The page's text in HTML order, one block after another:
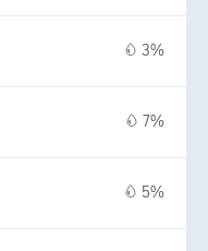
3%
7%
5%